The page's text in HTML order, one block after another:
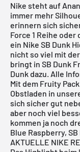
Nike steht auf
immer mehr
erinnern sich
Force 1 Reihe oder
ein Nike SB Dunk
nicht so viel mit
bringt in SB Dunk
Dunk dazu. Alle
Mit dem Fruity
Obstladen in
sich sicher gut
aber noch viel
kommen ja noch
Blue Raspberry,
AKTUELLE NIKE